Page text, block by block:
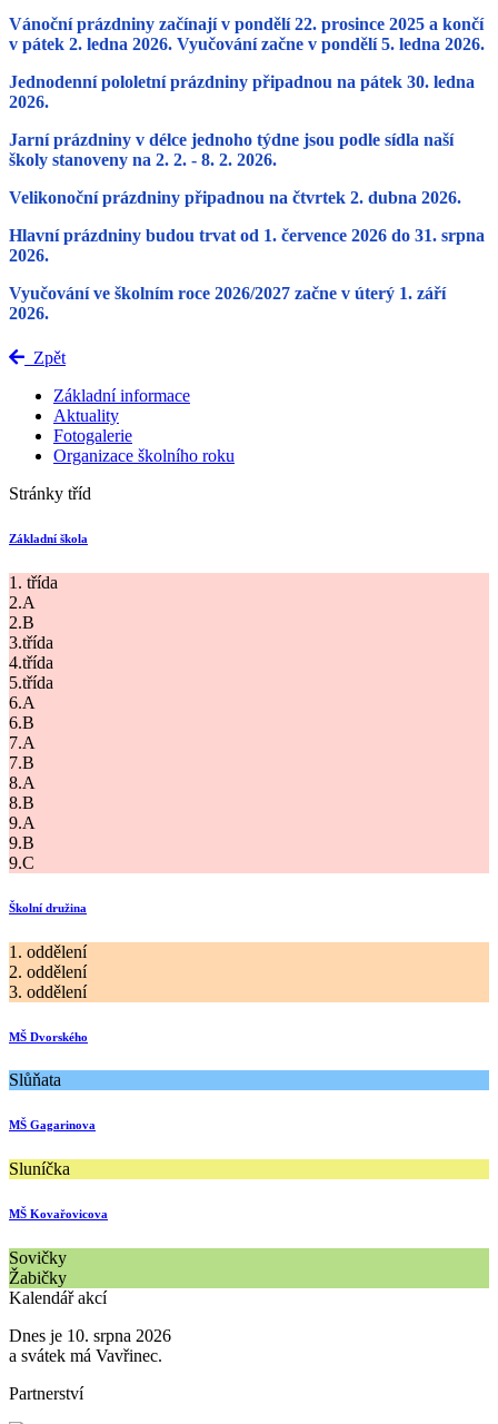
Vánoční prázdniny začínajív pondělí 22. prosince 2025 a končí
v pátek 2. ledna 2026. Vyučování začne v pondělí 5. ledna 2026.
Jednodenní pololetní prázdniny připadnou na pátek 30. ledna
2026.
Jarní prázdniny v délce jednoho týdne jsou podle sídla naší
školy stanoveny na 2. 2. - 8. 2. 2026.
Velikonoční prázdniny připadnou na čtvrtek 2. dubna 2026.
Hlavní prázdniny budou trvatod 1. července 2026 do 31. srpna
2026.
Vyučováníve školním roce 2026/2027 začne v úterý 1. září
2026.
Zpět
Základní informace
Aktuality
Fotogalerie
Organizace školního roku
Stránky tříd
Základní škola
1. třída
2.A
2.B
3.třída
4.třída
5.třída
6.A
6.B
7.A
7.B
8.A
8.B
9.A
9.B
9.C
Školní družina
1. oddělení
2. oddělení
3. oddělení
MŠ Dvorského
Slůňata
MŠ Gagarinova
Sluníčka
MŠ Kovařovicova
Sovičky
Žabičky
Kalendář akcí
Dnes je 10. srpna 2026
a svátek má Vavřinec.
Partnerství